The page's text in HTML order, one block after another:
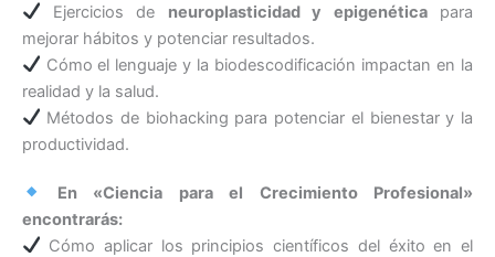
Ejercicios de neuroplasticidad y epigenéticapara
mejorar hábitos y potenciar resultados.
Cómo el lenguaje y la biodescodificación impactan en la
realidad y la salud.
Métodos de biohacking para potenciar el bienestar y la
productividad.
En «Ciencia para el Crecimiento Profesional»
encontrarás:
Cómo aplicar los principios científicos del éxito en el